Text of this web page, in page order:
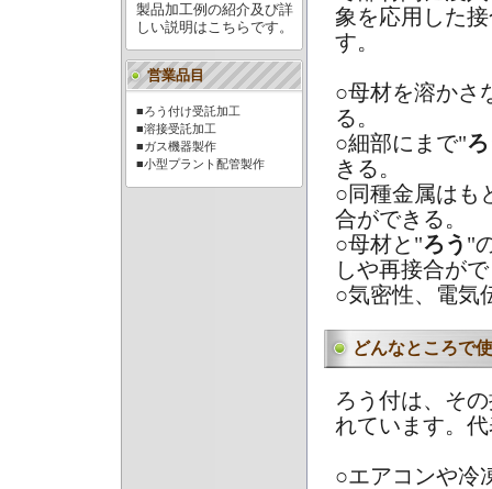
製品加工例の紹介及び詳
しい説明はこちらです。
営業品目
■ろう付け受託加工
■溶接受託加工
■ガス機器製作
■小型プラント配管製作
象を応用した
す。
○母材を溶かさ
る。
○細部にまで"
きる。
○同種金属はも
合ができる。
○母材と"ろう "
しや再接合が
○気密性、電気
どんなところで
ろう付は、そ
れています。
○エアコンや冷